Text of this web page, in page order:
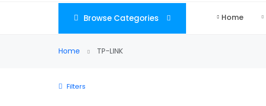
Browse Categories Home
Home TP-LINK
Filters